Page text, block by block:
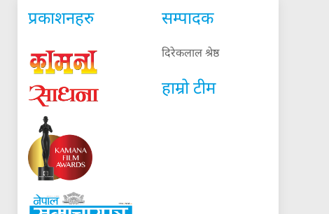
प्रकाशनहरु सम्पादक
दिरेकलाल श्रेष्ठ
हाम्रो टीम